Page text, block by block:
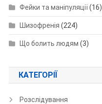
Фейки та маніпуляції(16)
Шизофренія (224)
Що болить людям (3)
КАТЕГОРІЇ
Розслідування